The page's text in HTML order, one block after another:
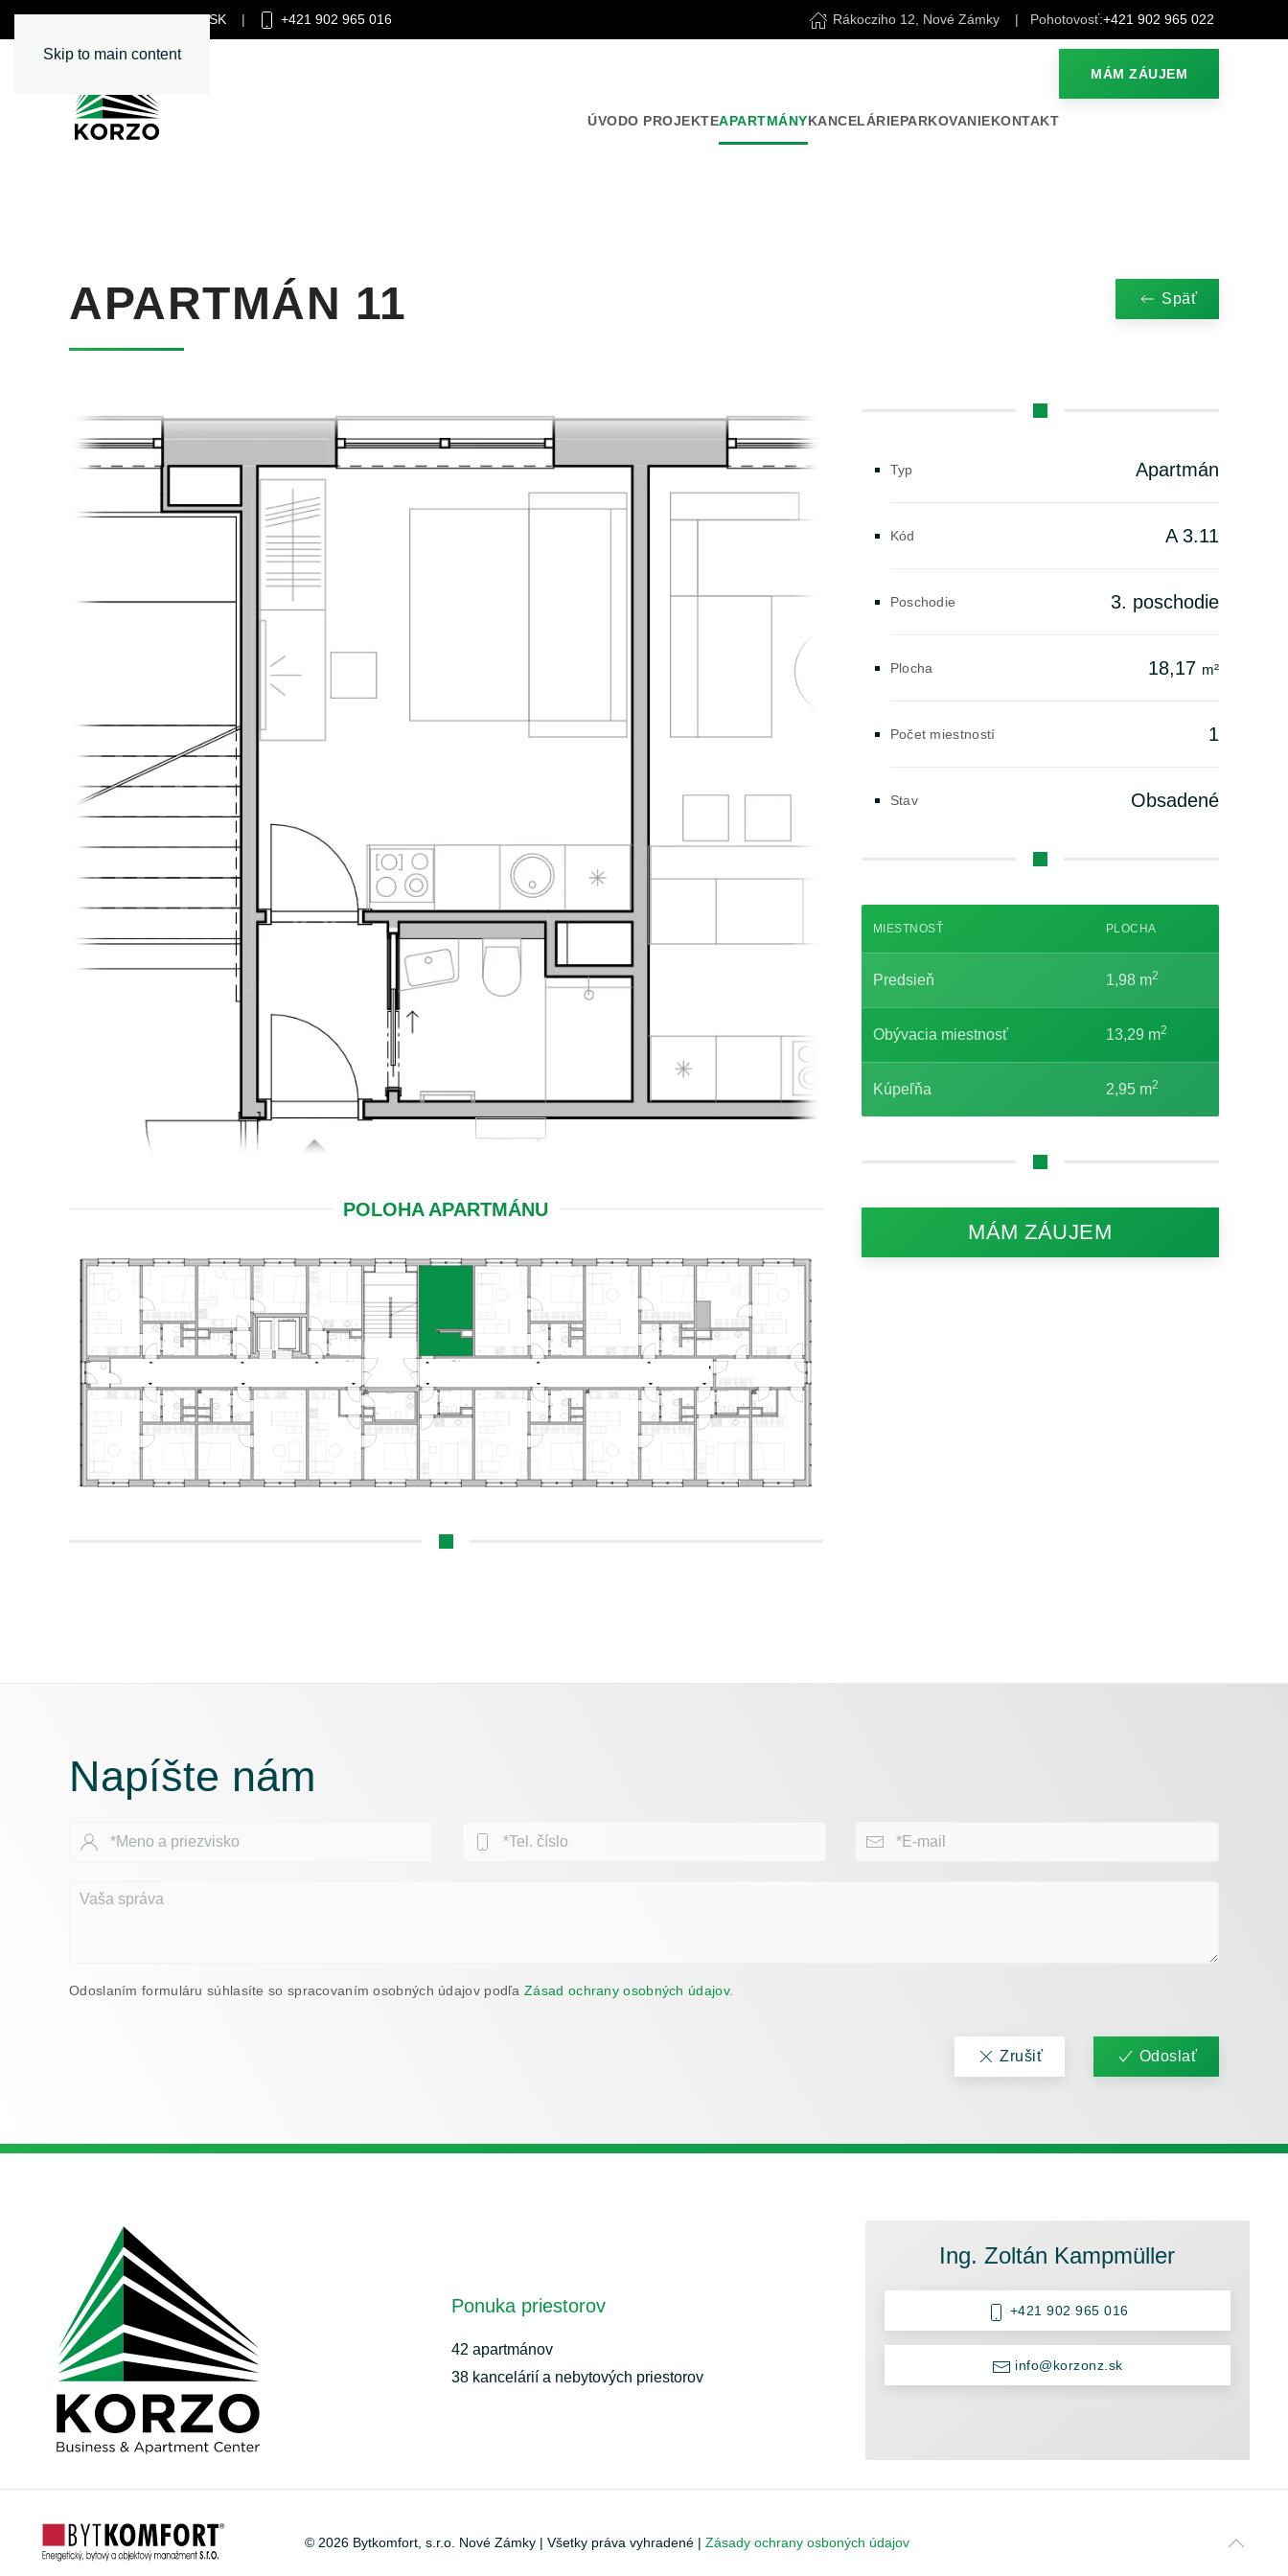
Skip to main content
INFO@KORZONZ.SK | +421 902 965 016 Rákocziho 12, Nové Zámky | Pohotovosť:+421 902 965 022
ÚVODO PROJEKTEAPARTMÁNYKANCELÁRIEPARKOVANIEKONTAKT
MÁM ZÁUJEM
APARTMÁN 11 Späť
POLOHA APARTMÁNU
Typ Apartmán
Kód A 3.11
Poschodie 3. poschodie
Plocha 18,17 m²
Počet miestností 1
Stav Obsadené
MIESTNOSŤ PLOCHA
Predsieň 1,98 m2
Obývacia miestnosť 13,29 m2
Kúpeľňa 2,95 m2
MÁM ZÁUJEM
Napíšte nám
Odoslaním formuláru súhlasíte so spracovaním osobných údajov podľaZásad ochrany osobných údajov.
Zrušiť Odoslať
Ponuka priestorov
42 apartmánov
38 kancelárií a nebytových priestorov
Ing. Zoltán Kampmüller
+421 902 965 016
info@korzonz.sk
© 2026 Bytkomfort, s.r.o. Nové Zámky |Všetky práva vyhradené |Zásady ochrany osboných údajov